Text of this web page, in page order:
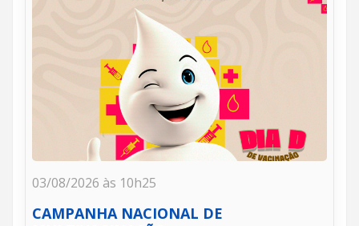
03/08/2026 às 10h25
CAMPANHA NACIONAL DE